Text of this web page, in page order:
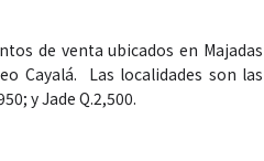
de venta ubicados en Majadas
Cayalá. Las localidades son las
y Jade Q.2,500.